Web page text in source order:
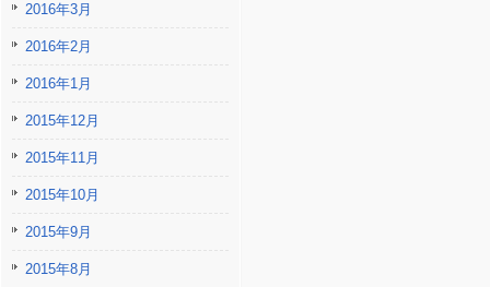
2016年3月
2016年2月
2016年1月
2015年12月
2015年11月
2015年10月
2015年9月
2015年8月